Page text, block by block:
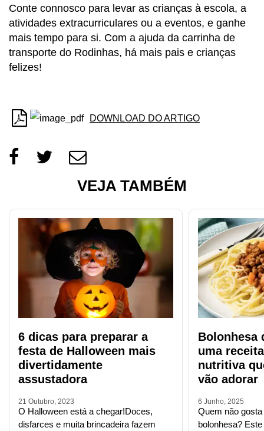
Conte connosco para levar as crianças à escola, a
atividades extracurriculares ou a eventos, e ganhe
mais tempo para si. Com a ajuda da carrinha de
transporte do Rodinhas, há mais pais e crianças
felizes!
DOWNLOAD DO ARTIGO
VEJA TAMBÉM
6 dicas para preparar a
festa de Halloween mais
divertidamente
assustadora
21 Outubro, 2023
O Halloween está a chegar!Doces,
disfarces e muita brincadeira fazem
Bolonhesa
uma
nutritiva
vão adorar
6 Junho, 2025
Quem não
bolonhesa?